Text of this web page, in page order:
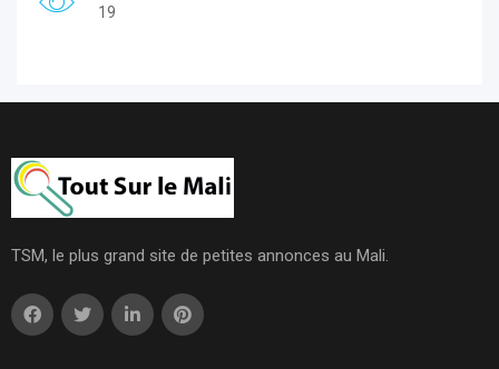
19
TSM, le plus grand site de petites annonces au Mali.